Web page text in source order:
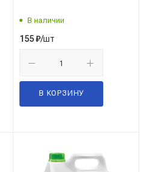
В наличии
155₽/шт
В КОРЗИНУ